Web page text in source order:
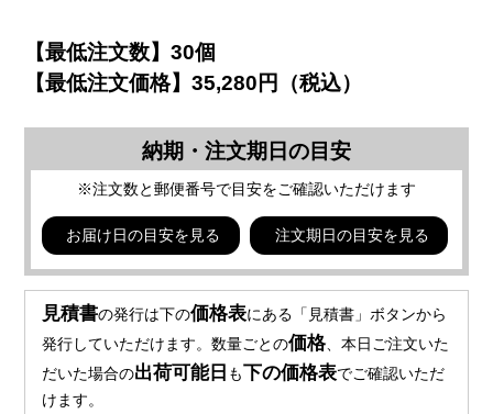
【最低注文数】30個
【最低注文価格】35,280円（税込）
納期・注文期日の目安
※注文数と郵便番号で目安をご確認いただけます
お届け日の目安を見る 注文期日の目安を見る
見積書の発行は下の価格表にある「見積書」ボタンから
発行していただけます。数量ごとの価格、本日ご注文いた
だいた場合の出荷可能日 も下の価格表でご確認いただ
けます。